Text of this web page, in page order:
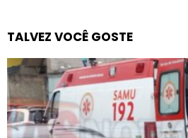
TALVEZ VOCÊ GOSTE